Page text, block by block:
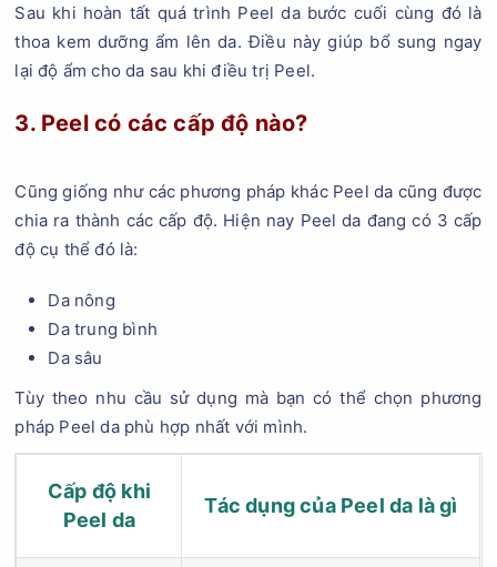
Sau khi hoàn tất quá trình Peel da bước cuối cùng đó là
thoa kem dưỡng ẩm lên da. Điều này giúp bổ sung ngay
lại độ ẩm cho da sau khi điều trị Peel.
3. Peel có các cấp độ nào?
Cũng giống như các phương pháp khác Peel da cũng được
chia ra thành các cấp độ. Hiện nay Peel da đang có 3 cấp
độ cụ thể đó là:
Da nông
Da trung bình
Da sâu
Tùy theo nhu cầu sử dụng mà bạn có thể chọn phương
pháp Peel da phù hợp nhất với mình.
Cấp độ khi
Peel da
Tác dụng của Peel da là gì